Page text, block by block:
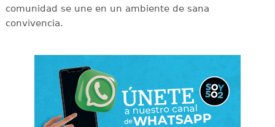
comunidad se une en un ambiente de sana
convivencia.